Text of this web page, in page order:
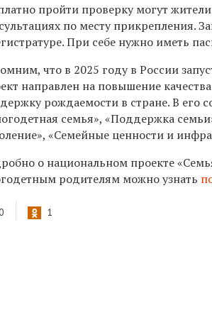
пройти проверку могут
по месту прикрепления.
При себе нужно иметь
что в 2025 году в России
направлен на повышение
рождаемости в стране. В его
семья», «Поддержка
«Семейные ценности и
о национальном проекте
родителям можно узнать
0 1